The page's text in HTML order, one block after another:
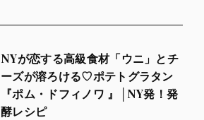
NYが恋する高級食材「ウニ」とチ
ーズが溶ろける♡ポテトグラタン
『ポム・ドフィノワ 』│NY発！発
酵レシピ